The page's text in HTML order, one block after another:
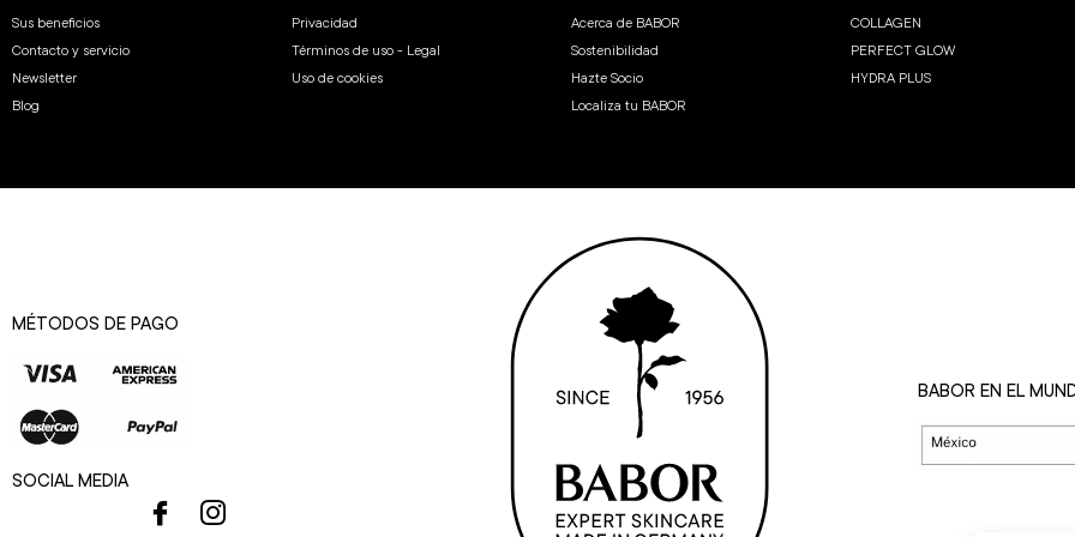
Sus beneficios
Contacto y servicio
Newsletter
Blog
Privacidad
Términos de uso - Legal
Uso de cookies
Acerca de BABOR
Sostenibilidad
Hazte Socio
Localiza tu BABOR
COLLAGEN
PERFECT GLOW
HYDRA PLUS
MÉTODOS DE PAGO
SOCIAL MEDIA
BABOR EN EL